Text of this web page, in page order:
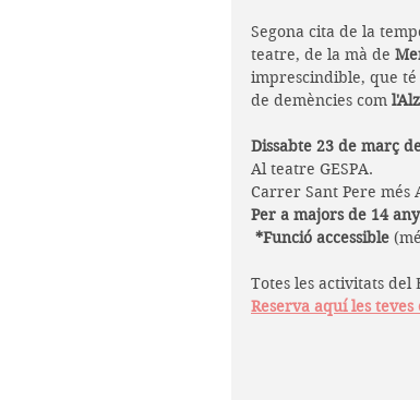
Segona cita de la
teatre, de la mà de
imprescindible, que
de demències com
Dissabte 23 de març
Al teatre GESPA.
Carrer Sant Pere més
Per a majors de 14
*Funció accessible
Totes les activitats del
Reserva aquí les teves